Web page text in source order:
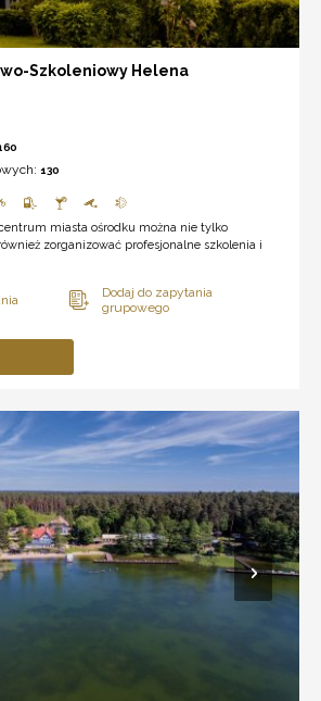
Szkoleniowy Helena
130
miasta ośrodku można nie tylko
zorganizować profesjonalne szkolenia i